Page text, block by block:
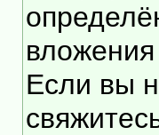
Если вы